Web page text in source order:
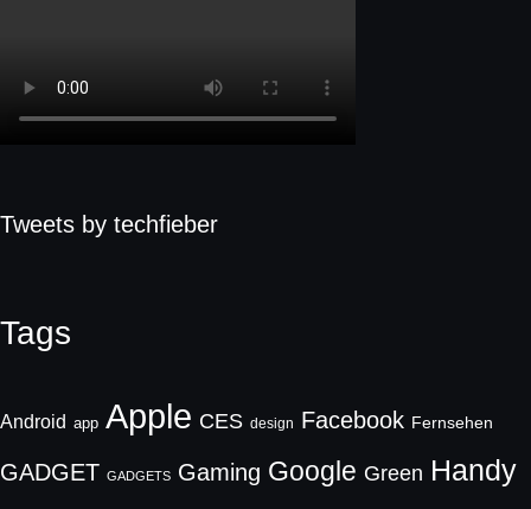
Tweets by techfieber
Tags
Android app Apple CES design Facebook Fernsehen
GADGET GADGETS Gaming Google Green Handy